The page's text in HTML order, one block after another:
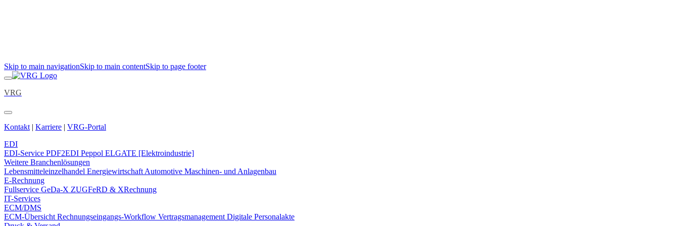
Skip to main navigationSkip to main contentSkip to page footer
VRG
Kontakt | Karriere | VRG-Portal
EDI
EDI-Service PDF2EDI Peppol ELGATE [Elektroindustrie]
Weitere Branchenlösungen
Lebensmitteleinzelhandel Energiewirtschaft Automotive Maschinen- und Anlagenbau
E-Rechnung
Fullservice GeDa-X ZUGFeRD & XRechnung
IT-Services
ECM/DMS
ECM-Übersicht Rechnungseingangs-Workflow Vertragsmanagement Digitale Personalakte